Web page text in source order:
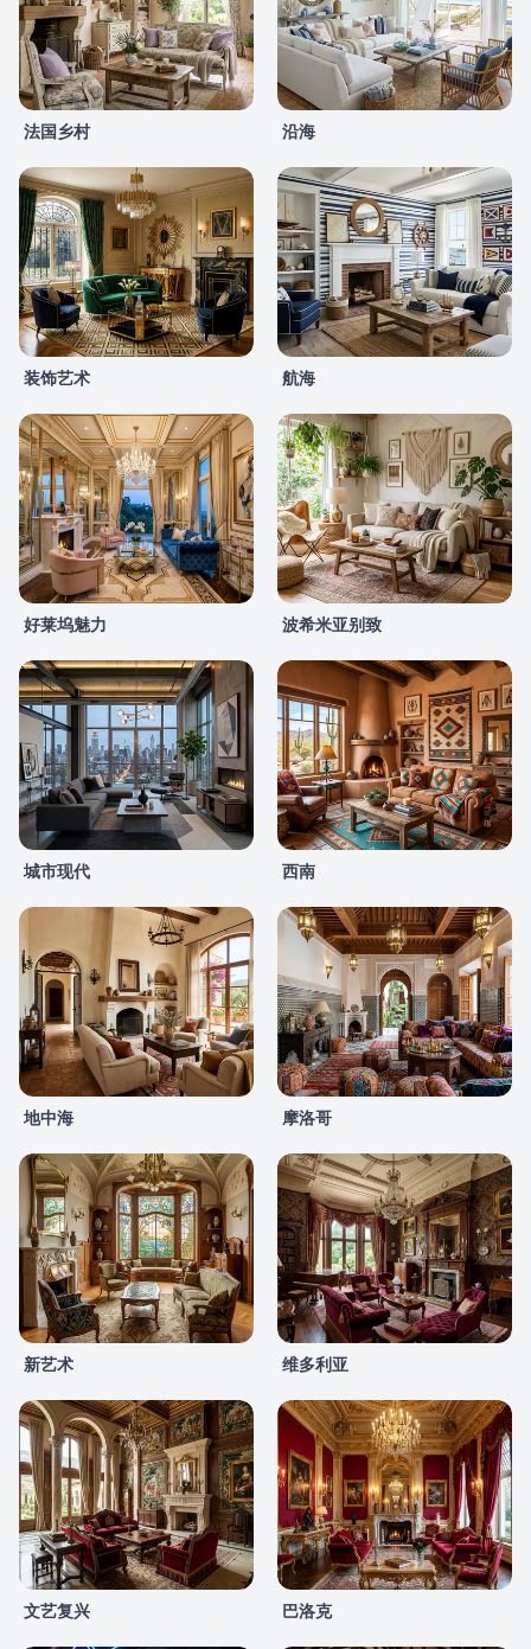
法国乡村 沿海
装饰艺术 航海
好莱坞魅力 波希米亚别致
城市现代 西南
地中海 摩洛哥
新艺术 维多利亚
文艺复兴 巴洛克